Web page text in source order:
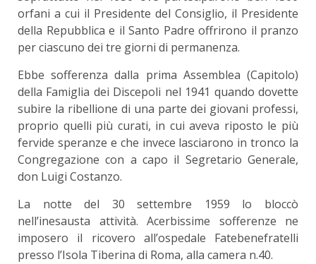
orfani a cui il Presidente del Consiglio, il Presidente
della Repubblica e il Santo Padre offrirono il pranzo
per ciascuno dei tre giorni di permanenza.
Ebbe sofferenza dalla prima Assemblea (Capitolo)
della Famiglia dei Discepoli nel 1941 quando dovette
subire la ribellione di una parte dei giovani professi,
proprio quelli più curati, in cui aveva riposto le più
fervide speranze e che invece lasciarono in tronco la
Congregazione con a capo il Segretario Generale,
don Luigi Costanzo.
La notte del 30 settembre 1959 lo bloccò
nell’inesausta attività. Acerbissime sofferenze ne
imposero il ricovero all’ospedale Fatebenefratelli
presso l’Isola Tiberina di Roma, alla camera n.40.